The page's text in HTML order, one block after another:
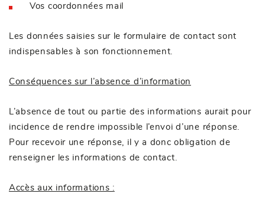
Vos coordonnées mail
Les données saisies sur le formulaire de contact sont
indispensables à son fonctionnement.
Conséquences sur l’absence d’information
L’absence de tout ou partie des informations aurait pour
incidence de rendre impossible l’envoi d’une réponse.
Pour recevoir une réponse, il y a donc obligation de
renseigner les informations de contact.
Accès aux informations :